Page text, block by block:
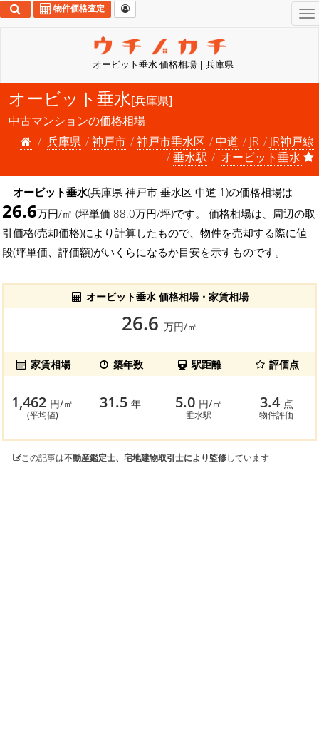
オービット垂水 価格相場 | 兵庫県
物件価格査定
オービット垂水[兵庫県]
中古マンションの価格相場
兵庫県
神戸市 神戸市垂水区 中道 JR
JR神戸線
垂水駅
オービット垂水
オービット垂水(兵庫県 神戸市 垂水区 中道 1)の価格相場は
26.6万円/㎡ (坪単価 88.0万円/坪)です。 価格相場は、周辺の取
引価格(売却価格)により計算したもので、物件を売却する際に値
段(坪単価、評価額)がいくらになるか目安を示すものです。
オービット垂水 価格相場・家賃相場
26.6 万円/㎡
家賃相場 築年数 駅距離 評価点
1,462 円/㎡
(平均値)
31.5年 5.0 円/㎡
垂水駅
3.4 点
物件評価
この記事は不動産鑑定士、宅地建物取引士により監修しています